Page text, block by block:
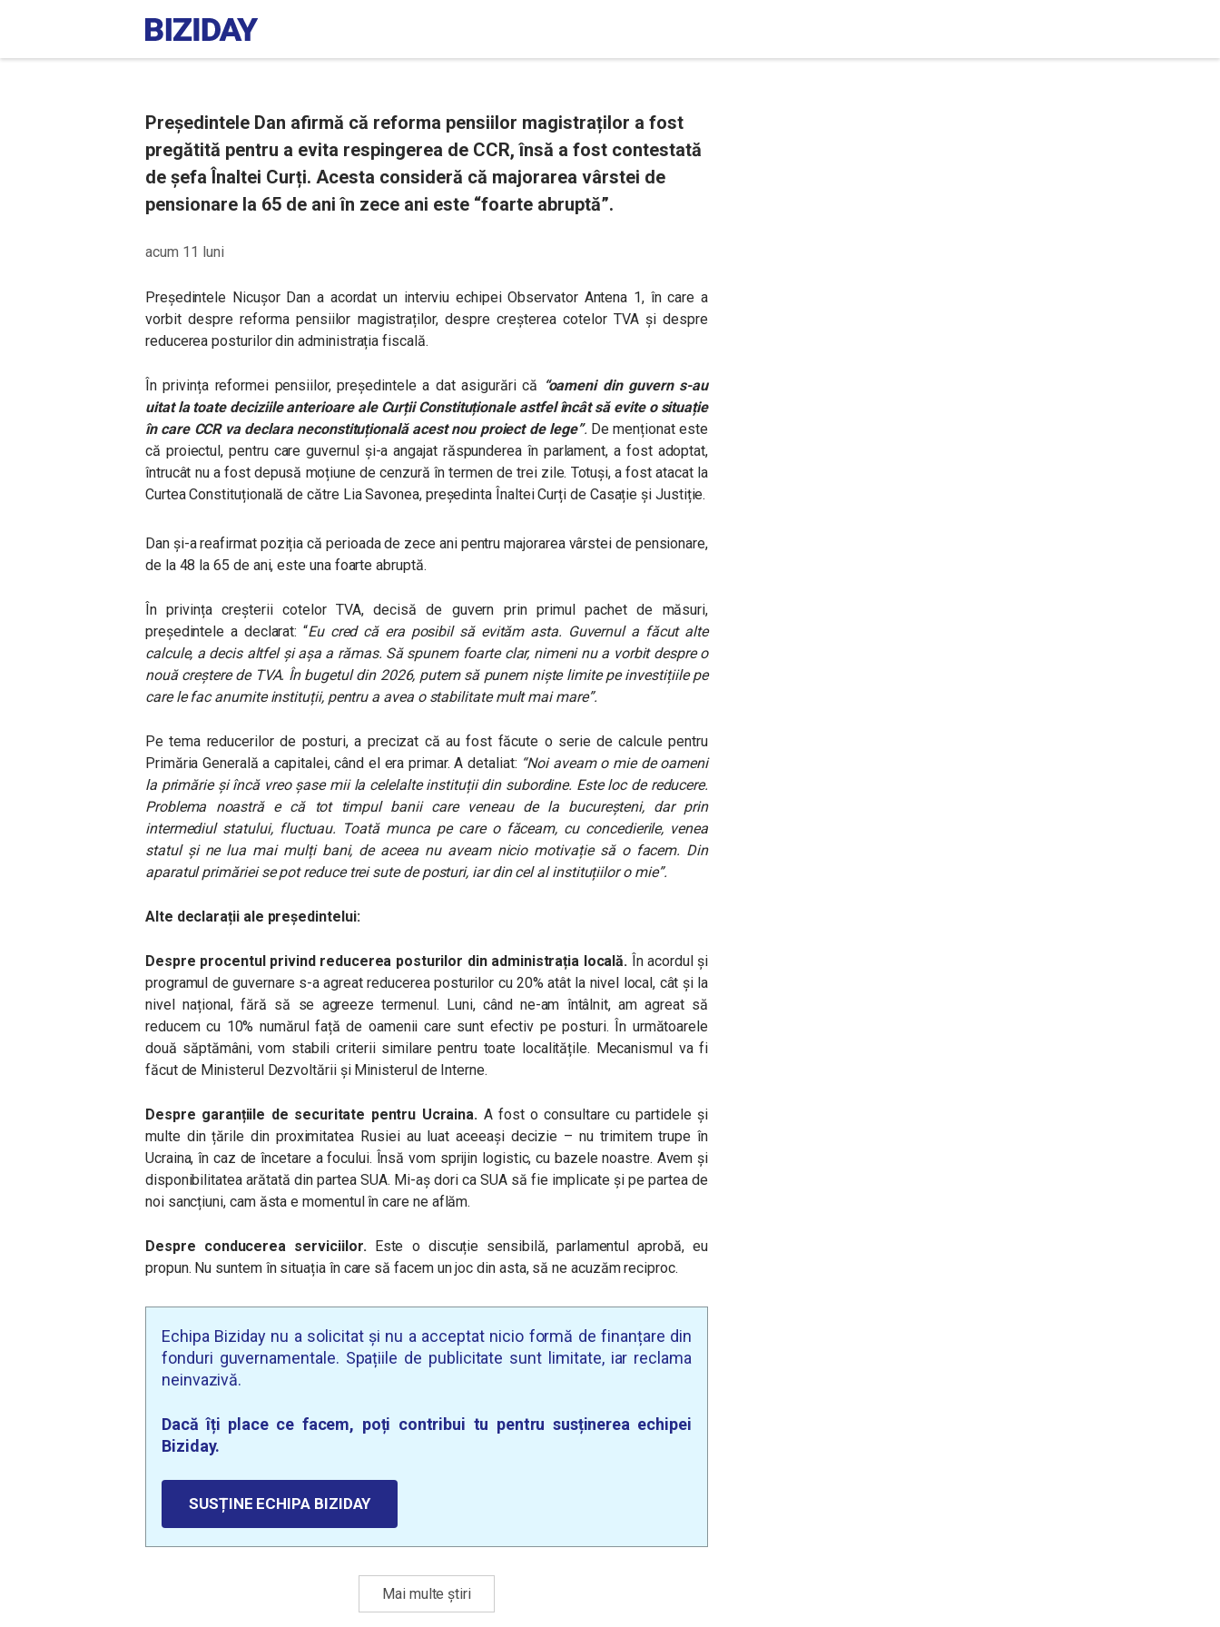
Președintele Dan afirmă că reforma pensiilor magistraților a fost
pregătită pentru a evita respingerea de CCR, însă a fost contestată
de șefa Înaltei Curți. Acesta consideră că majorarea vârstei de
pensionare la 65 de ani în zece ani este “foarte abruptă”.
acum 11 luni
Președintele Nicușor Dan a acordat un interviu echipei Observator Antena 1, în care a
vorbit despre reforma pensiilor magistraților, despre creșterea cotelor TVA și despre
reducerea posturilor din administrația fiscală.
În privința reformei pensiilor, președintele a dat asigurări că “oameni din guvern s-au
uitat la toate deciziile anterioare ale Curții Constituționale astfel încât să evite o situație
în care CCR va declara neconstituțională acest nou proiect de lege”. De menționat este
că proiectul, pentru care guvernul și-a angajat răspunderea în parlament, a fost adoptat,
întrucât nu a fost depusă moțiune de cenzură în termen de trei zile. Totuși, a fost atacat la
Curtea Constituțională de către Lia Savonea, președinta Înaltei Curți de Casație și Justiție.
Dan și-a reafirmat poziția că perioada de zece ani pentru majorarea vârstei de pensionare,
de la 48 la 65 de ani, este una foarte abruptă.
În privința creșterii cotelor TVA, decisă de guvern prin primul pachet de măsuri,
președintele a declarat: “Eu cred că era posibil să evităm asta. Guvernul a făcut alte
calcule, a decis altfel și așa a rămas. Să spunem foarte clar, nimeni nu a vorbit despre o
nouă creștere de TVA. În bugetul din 2026, putem să punem niște limite pe investițiile pe
care le fac anumite instituții, pentru a avea o stabilitate mult mai mare”.
Pe tema reducerilor de posturi, a precizat că au fost făcute o serie de calcule pentru
Primăria Generală a capitalei, când el era primar. A detaliat: “Noi aveam o mie de oameni
la primărie și încă vreo șase mii la celelalte instituții din subordine. Este loc de reducere.
Problema noastră e că tot timpul banii care veneau de la bucureșteni, dar prin
intermediul statului, fluctuau. Toată munca pe care o făceam, cu concedierile, venea
statul și ne lua mai mulți bani, de aceea nu aveam nicio motivație să o facem. Din
aparatul primăriei se pot reduce trei sute de posturi, iar din cel al instituțiilor o mie”.
Alte declarații ale președintelui:
Despre procentul privind reducerea posturilor din administrația locală. În acordul și
programul de guvernare s-a agreat reducerea posturilor cu 20% atât la nivel local, cât și la
nivel național, fără să se agreeze termenul. Luni, când ne-am întâlnit, am agreat să
reducem cu 10% numărul față de oamenii care sunt efectiv pe posturi. În următoarele
două săptămâni, vom stabili criterii similare pentru toate localitățile. Mecanismul va fi
făcut de Ministerul Dezvoltării și Ministerul de Interne.
Despre garanțiile de securitate pentru Ucraina. A fost o consultare cu partidele și
multe din țările din proximitatea Rusiei au luat aceeași decizie – nu trimitem trupe în
Ucraina, în caz de încetare a focului. Însă vom sprijin logistic, cu bazele noastre. Avem și
disponibilitatea arătată din partea SUA. Mi-aș dori ca SUA să fie implicate și pe partea de
noi sancțiuni, cam ăsta e momentul în care ne aflăm.
Despre conducerea serviciilor. Este o discuție sensibilă, parlamentul aprobă, eu
propun. Nu suntem în situația în care să facem un joc din asta, să ne acuzăm reciproc.
Echipa Biziday nu a solicitat și nu a acceptat nicio formă de finanțare din
fonduri guvernamentale. Spațiile de publicitate sunt limitate, iar reclama
neinvazivă.
Dacă îți place ce facem, poți contribui tu pentru susținerea echipei
Biziday.
SUSȚINE ECHIPA BIZIDAY
Mai multe știri